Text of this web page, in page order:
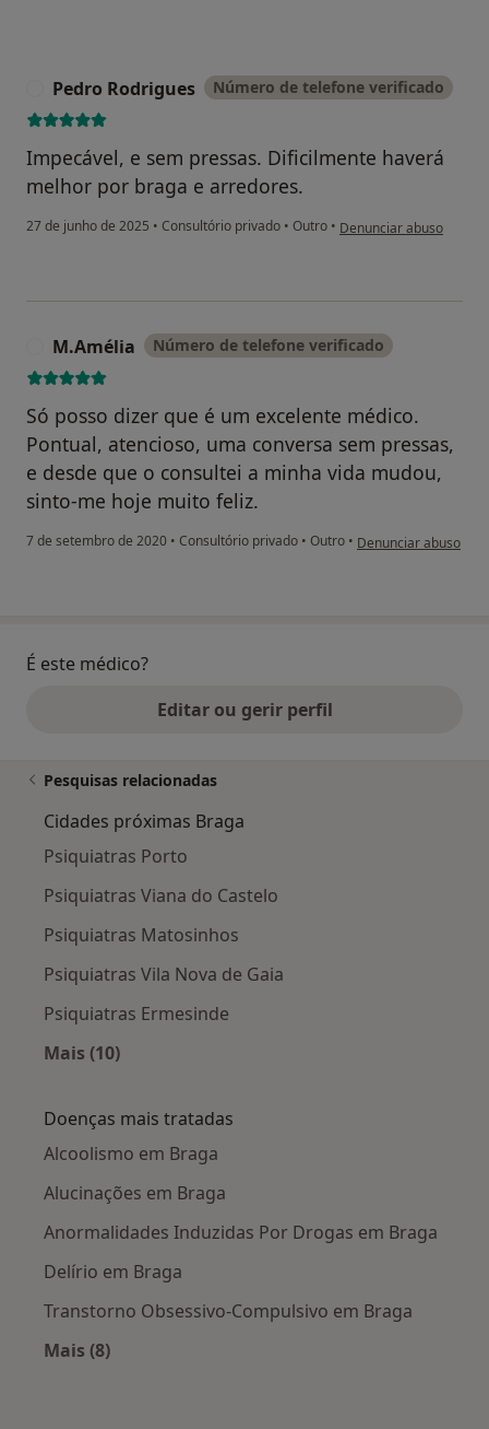
Pedro Rodrigues Número de telefone verificado
Impecável, e sem pressas. Dificilmente haverá
melhor por braga e arredores.
27 de junho de 2025 • Consultório privado • Outro • na opinião do utilizador
Denunciar abuso
M.Amélia Número de telefone verificado
Só posso dizer que é um excelente médico.
Pontual, atencioso, uma conversa sem pressas,
e desde que o consultei a minha vida mudou,
sinto-me hoje muito feliz.
7 de setembro de 2020 • Consultório privado • Outro • na opinião do
Denunciar abuso
É este médico?
Editar ou gerir perfil
Pesquisas relacionadas
Cidades próximas Braga
Psiquiatras Porto
Psiquiatras Viana do Castelo
Psiquiatras Matosinhos
Psiquiatras Vila Nova de Gaia
Psiquiatras Ermesinde
Mais (10)
Doenças mais tratadas
Alcoolismo em Braga
Alucinações em Braga
Anormalidades Induzidas Por Drogas em Braga
Delírio em Braga
Transtorno Obsessivo-Compulsivo em Braga
Mais (8)